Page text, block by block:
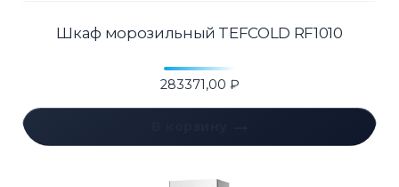
Шкаф морозильный TEFCOLD RF1010
283371,00 ₽